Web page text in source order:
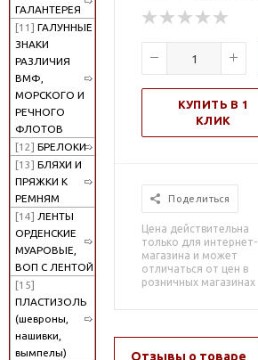
ГАЛАНТЕРЕЯ
[11] ГАЛУННЫЕ
ЗНАКИ
РАЗЛИЧИЯ
ВМФ,
МОРСКОГО И
РЕЧНОГО
ФЛОТОВ
[12] БРЕЛОКИ
[13] БЛЯХИ И
ПРЯЖКИ К
РЕМНЯМ
[14] ЛЕНТЫ
ОРДЕНСКИЕ
МУАРОВЫЕ,
ВОП С ЛЕНТОЙ
[15]
ПЛАСТИЗОЛЬ
(шевроны,
нашивки,
вымпелы)
КУПИТЬ В 1
КЛИК
Поделиться
Цена действительна
только для интернет-
магазина и может
отличаться от цен в
розничных магазинах
Отзывы о товаре